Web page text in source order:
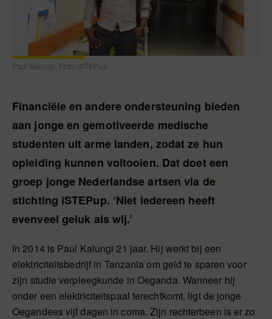
Paul Kalungi. Foto: iSTEPup
Financiële en andere ondersteuning bieden
aan jonge en gemotiveerde medische
studenten uit arme landen, zodat ze hun
opleiding kunnen voltooien. Dat doet een
groep jonge Nederlandse artsen via de
stichting iSTEPup. ‘Niet iedereen heeft
evenveel geluk als wij.’
In 2014 is Paul Kalungi 21 jaar. Hij werkt bij een
elektriciteitsbedrijf in Tanzania om geld te sparen voor
zijn studie verpleegkunde in Oeganda. Wanneer hij
onder een elektriciteitspaal terechtkomt, ligt de jonge
Oegandees vijf dagen in coma. Zijn rechterbeen is er zo